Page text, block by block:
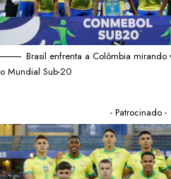
Brasil enfrenta a Colômbia mirando
o Mundial Sub-20
- Patrocinado -